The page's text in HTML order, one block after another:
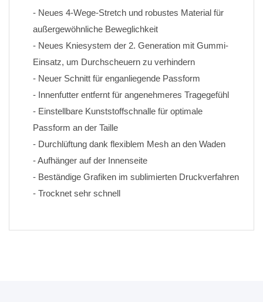
- Neues 4-Wege-Stretch und robustes Material für
außergewöhnliche Beweglichkeit
- Neues Kniesystem der 2. Generation mit Gummi-
Einsatz, um Durchscheuern zu verhindern
- Neuer Schnitt für enganliegende Passform
- Innenfutter entfernt für angenehmeres Tragegefühl
- Einstellbare Kunststoffschnalle für optimale
Passform an der Taille
- Durchlüftung dank flexiblem Mesh an den Waden
- Aufhänger auf der Innenseite
- Trocknet sehr schnell